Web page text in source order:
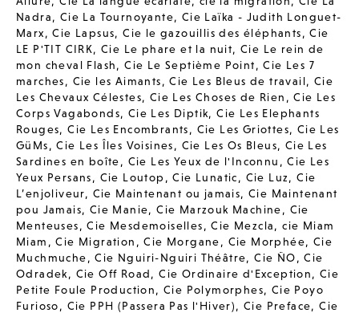
Nadra, Cie La Tournoyante, Cie Laïka - Judith Longuet-
Marx,Cie Lapsus,Cie le gazouillis des éléphants,Cie
LE P'TIT CIRK,Cie Le phare et la nuit,Cie Le rein de
mon cheval Flash,Cie Le Septième Point,Cie Les 7
marches, Cie les Aimants,Cie Les Bleus de travail, Cie
Les Chevaux Célestes, Cie Les Choses de Rien ,Cie Les
Corps Vagabonds, Cie Les Diptik,Cie Les Elephants
Rouges,Cie Les Encombrants, Cie Les Griottes, Cie Les
GüMs,Cie Les Îles Voisines, Cie Les Os Bleus, Cie Les
Sardines en boîte, Cie Les Yeux de l'Inconnu ,Cie Les
Yeux Persans, Cie Loutop ,Cie Lunatic, Cie Luz,Cie
L’enjoliveur, Cie Maintenant ou jamais,Cie Maintenant
pou Jamais, Cie Manie,Cie Marzouk Machine, Cie
Menteuses,Cie Mesdemoiselles,Cie Mezcla,cie Miam
Miam ,Cie Migration ,Cie Morgane, Cie Morphée, Cie
Muchmuche,Cie Nguiri-Nguiri Théâtre,Cie ÑO,Cie
Odradek, Cie Off Road,Cie Ordinaire d'Exception,Cie
Petite Foule Production,Cie Polymorphes, Cie Poyo
Furioso, Cie PPH (Passera Pas l'Hiver),Cie Preface,Cie